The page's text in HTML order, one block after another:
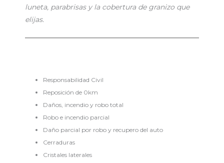
luneta, parabrisas y la cobertura de granizo que
elijas.
Responsabilidad Civil
Reposición de 0km
Daños, incendio y robo total
Robo e incendio parcial
Daño parcial por robo y recupero del auto
Cerraduras
Cristales laterales